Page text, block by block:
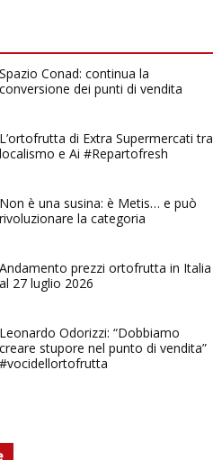
Spazio Conad: continua la
conversione dei punti di vendita
L’ortofrutta di Extra Supermercati tra
localismo e Ai #Repartofresh
Non è una susina: è Metis… e può
rivoluzionare la categoria
Andamento prezzi ortofrutta in Italia
al 27 luglio 2026
Leonardo Odorizzi: “Dobbiamo
creare stupore nel punto di vendita”
#vocidellortofrutta